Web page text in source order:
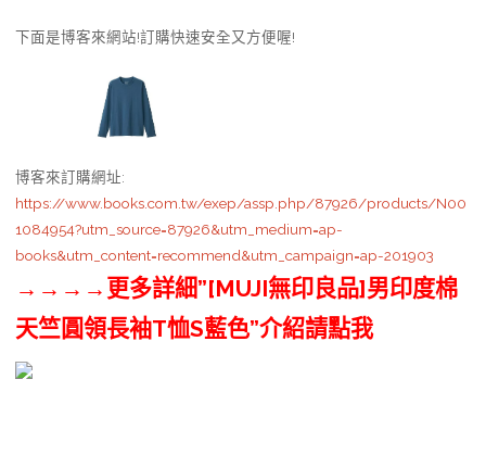
下面是博客來網站!訂購快速安全又方便喔!
博客來訂購網址:
https://www.books.com.tw/exep/assp.php/87926/products/N00
1084954?utm_source=87926&utm_medium=ap-
books&utm_content=recommend&utm_campaign=ap-201903
→→→→更多詳細”[MUJI無印良品]男印度棉
天竺圓領長袖T恤S藍色”介紹請點我